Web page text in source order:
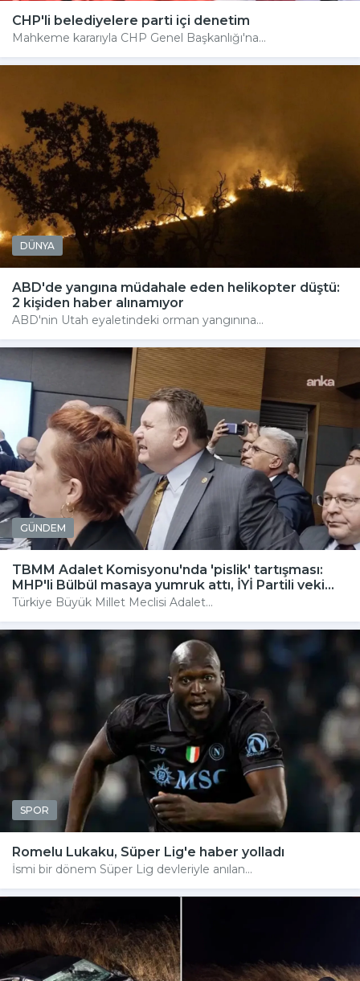
CHP'li belediyelere parti içi denetim
Mahkeme kararıyla CHP Genel Başkanlığı'na...
DÜNYA
ABD'de yangına müdahale eden helikopter düştü:
2 kişiden haber alınamıyor
ABD'nin Utah eyaletindeki orman yangınına...
GÜNDEM
TBMM Adalet Komisyonu'nda 'pislik' tartışması:
MHP'li Bülbül masaya yumruk attı, İYİ Partili veki...
Türkiye Büyük Millet Meclisi Adalet...
SPOR
Romelu Lukaku, Süper Lig'e haber yolladı
İsmi bir dönem Süper Lig devleriyle anılan...